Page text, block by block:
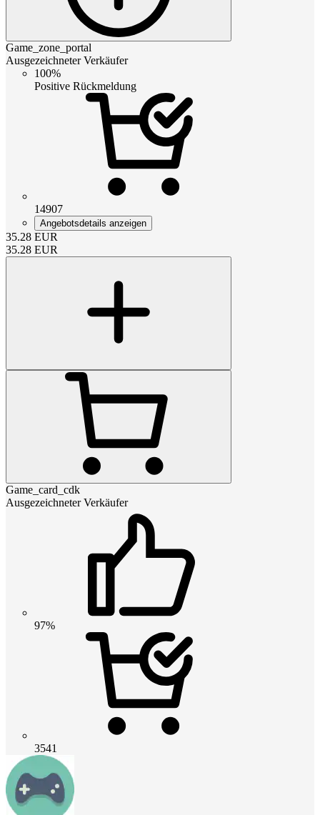
Game_zone_portal
Ausgezeichneter Verkäufer
100%
Positive Rückmeldung
14907
Angebotsdetails anzeigen
35.28 EUR
35.28 EUR
Game_card_cdk
Ausgezeichneter Verkäufer
97%
3541